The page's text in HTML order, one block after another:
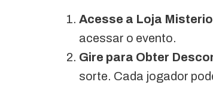
Acesse a Loja
acessar o evento.
Gire para Obter
sorte. Cada jogador